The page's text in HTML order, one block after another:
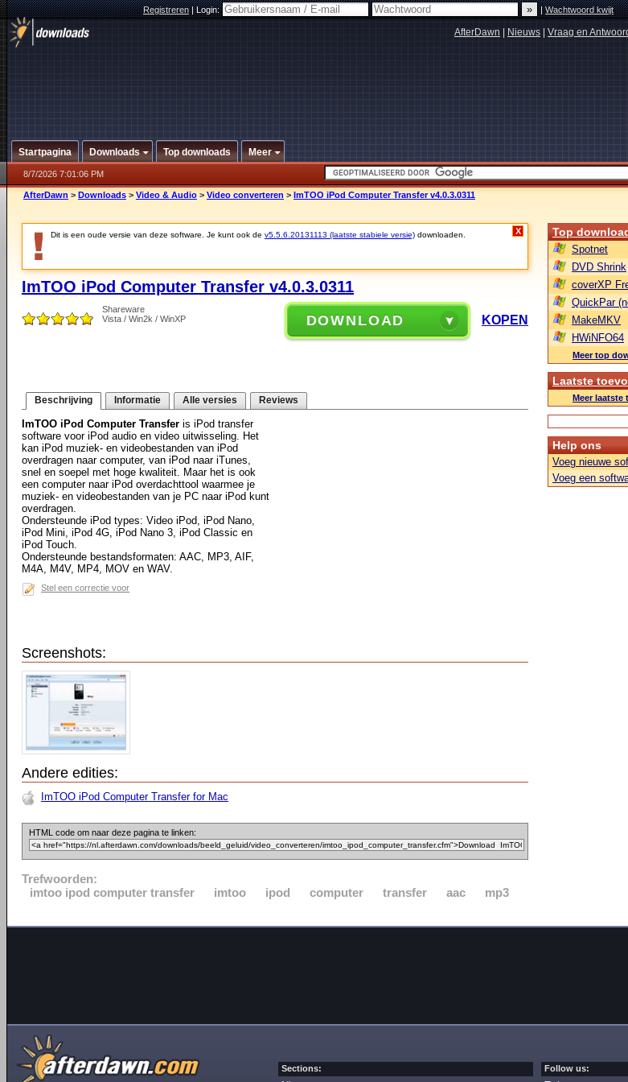
Registreren|Login: |Wachtwoord kwijt
AfterDawn Nieuws Vraag en
Startpagina Downloads Top downloads Meer
8/7/2026 7:01:06 PM
AfterDawn > Downloads > Video & Audio > Video converteren > ImTOO iPod Computer Transfer v4.0.3.0311
Dit is een oude versie van deze software. Je kunt ook de v5.5.6.20131113 (laatste stabiele versie) downloaden. X
ImTOO iPod Computer Transfer v4.0.3.0311
Shareware
Vista / Win2k / WinXP
DOWNLOAD KOPEN
Beschrijving Informatie Alle versies Reviews
ImTOO iPod Computer Transfer is iPod transfer
software voor iPod audio en video uitwisseling. Het
kan iPod muziek- en videobestanden van iPod
overdragen naar computer, van iPod naar iTunes,
snel en soepel met hoge kwaliteit. Maar het is ook
een computer naar iPod overdachttool waarmee je
muziek- en videobestanden van je PC naar iPod kunt
overdragen.
Ondersteunde iPod types: Video iPod, iPod Nano,
iPod Mini, iPod 4G, iPod Nano 3, iPod Classic en
iPod Touch.
Ondersteunde bestandsformaten: AAC, MP3, AIF,
M4A, M4V, MP4, MOV en WAV.
Stel een correctie voor
Screenshots:
Andere edities:
ImTOO iPod Computer Transfer for Mac
HTML code om naar deze pagina te linken:
Trefwoorden:
imtoo ipod computer transfer
imtoo ipod computer transfer aac mp3
Top
Spotnet
DVD Shrink
coverXP
QuickPar
MakeMKV
HWiNFO64
Meer top
Laatste
Meer laatste
Help ons
Voeg nieuwe
Voeg een
Sections: Follow us: